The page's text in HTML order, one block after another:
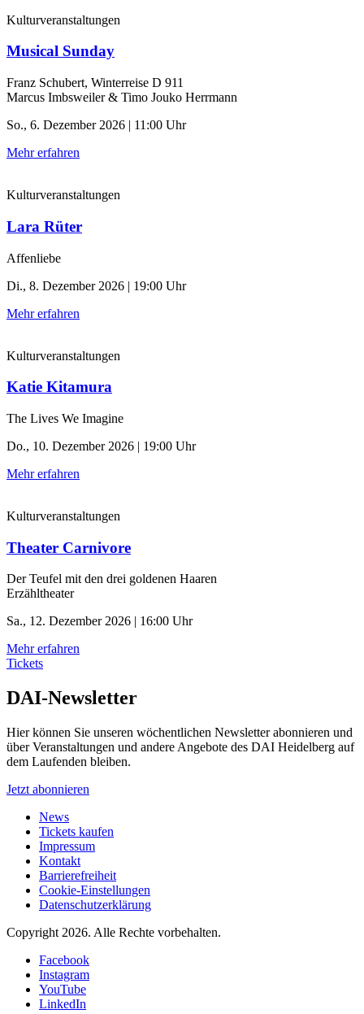
Kulturveranstaltungen
Musical Sunday
Franz Schubert, Winterreise D 911
Marcus Imbsweiler & Timo Jouko Herrmann
So., 6. Dezember 2026 | 11:00 Uhr
Mehr erfahren
Kulturveranstaltungen
Lara Rüter
Affenliebe
Di., 8. Dezember 2026 | 19:00 Uhr
Mehr erfahren
Kulturveranstaltungen
Katie Kitamura
The Lives We Imagine
Do., 10. Dezember 2026 | 19:00 Uhr
Mehr erfahren
Kulturveranstaltungen
Theater Carnivore
Der Teufel mit den drei goldenen Haaren
Erzähltheater
Sa., 12. Dezember 2026 | 16:00 Uhr
Mehr erfahren
Tickets
DAI-Newsletter
Hier können Sie unseren wöchentlichen Newsletter abonnieren und
über Veranstaltungen und andere Angebote des DAI Heidelberg auf
dem Laufenden bleiben.
Jetzt abonnieren
News
Tickets kaufen
Impressum
Kontakt
Barrierefreiheit
Cookie-Einstellungen
Datenschutzerklärung
Copyright 2026. Alle Rechte vorbehalten.
Facebook
Instagram
YouTube
LinkedIn